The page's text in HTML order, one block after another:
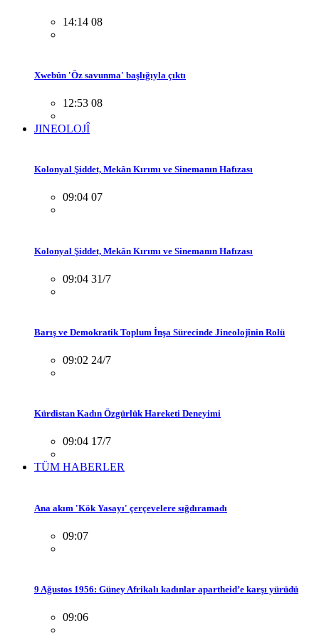
14:14 08
Xwebûn 'Öz savunma' başlığıyla çıktı
12:53 08
JINEOLOJÎ
Kolonyal Şiddet, Mekân Kırımı ve Sinemanın Hafızası
09:04 07
Kolonyal Şiddet, Mekân Kırımı ve Sinemanın Hafızası
09:04 31/7
Barış ve Demokratik Toplum İnşa Sürecinde Jineolojînin Rolü
09:02 24/7
Kürdistan Kadın Özgürlük Hareketi Deneyimi
09:04 17/7
TÜM HABERLER
Ana akım 'Kök Yasayı' çerçevelere sığdıramadı
09:07
9 Ağustos 1956: Güney Afrikalı kadınlar apartheid’e karşı yürüdü
09:06